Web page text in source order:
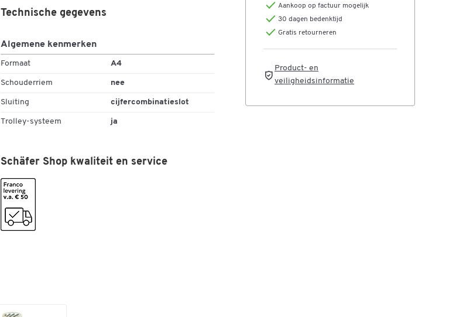
370 mm.
Buitenafmetingen: ca. B 445 x D 240 x D 240 x H
Hoogte van de telescopische stangen: ca. 1020 mm.
Gewicht: ca. 2,8 kg.
Technische gegevens
Algemene kenmerken
Formaat A4
Schouderriem nee
Sluiting cijfercombinatieslot
Trolley-systeem ja
Schäfer Shop kwaliteit en service
Aankoop op factuur mogelijk
30 dagen bedenktijd
Gratis retourneren
Product- en
veiligheidsinformatie